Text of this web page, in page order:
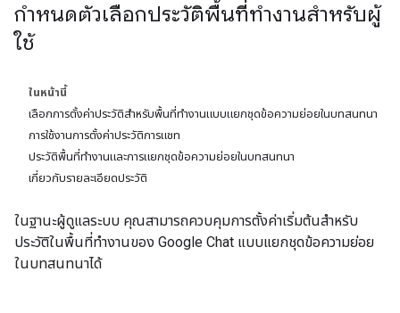
กำหนดตัวเลือกประวัติพื้นที่ทำงานสำหรับผู้
ใช้
ในหน้านี้
เลือกการตั้งค่าประวัติสำหรับพื้นที่ทำงานแบบแยกชุดข้อความย่อยในบทสนทนา
การใช้งานการตั้งค่าประวัติการแชท
ประวัติพื้นที่ทำงานและการแยกชุดข้อความย่อยในบทสนทนา
เกี่ยวกับรายละเอียดประวัติ
ในฐานะผู้ดูแลระบบ คุณสามารถควบคุมการตั้งค่าเริ่มต้นสำหรับ
ประวัติในพื้นที่ทำงานของ Google Chat แบบแยกชุดข้อความย่อย
ในบทสนทนาได้